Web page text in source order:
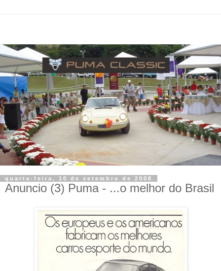
quarta-feira, 10 de setembro de 2008
Anuncio (3) Puma - ...o melhor do Brasil